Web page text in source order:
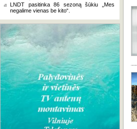
LNDT pasitinka 86 sezoną šūkiu „Mes
negalime vienas be kito“.